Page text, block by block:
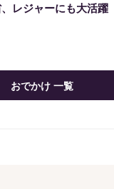
レジャーにも大活躍
おでかけ 一覧